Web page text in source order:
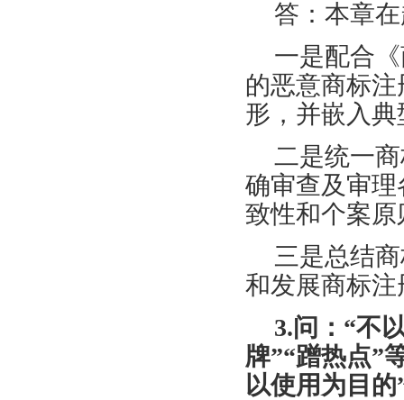
答：本章
一是配合
的恶意商标
形，并嵌入
二是统一
确审查及审
致性和个案
三是总结
和发展商标
3.问：“不
牌”“蹭热点”
以使用为目的